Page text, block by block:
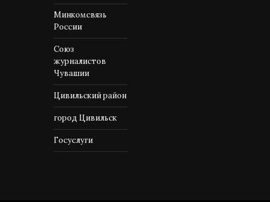
Минкомсвязь
России
Союз
журналистов
Чувашии
Цивильский район
город Цивильск
Госуслуги